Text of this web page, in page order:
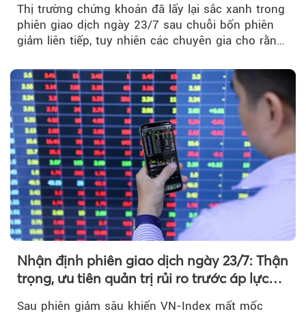
Thị trường chứng khoán đã lấy lại sắc xanh trong
phiên giao dịch ngày 23/7 sau chuỗi bốn phiên
giảm liên tiếp, tuy nhiên các chuyên gia cho rằng
Nhận định phiên giao dịch ngày 23/7: Thận
trọng, ưu tiên quản trị rủi ro trước áp lực
Sau phiên giảm sâu khiến VN-Index mất mốc